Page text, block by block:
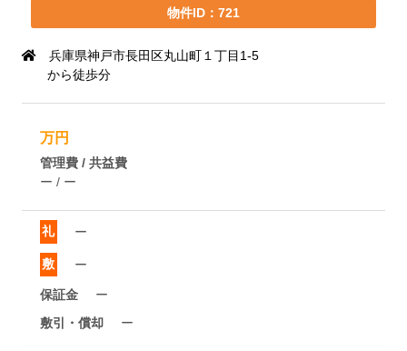
物件ID：721
兵庫県神戸市長田区丸山町１丁目1-5
から徒歩分
万円
管理費 / 共益費
ー / ー
礼 ー
敷 ー
保証金
ー
敷引・償却
ー